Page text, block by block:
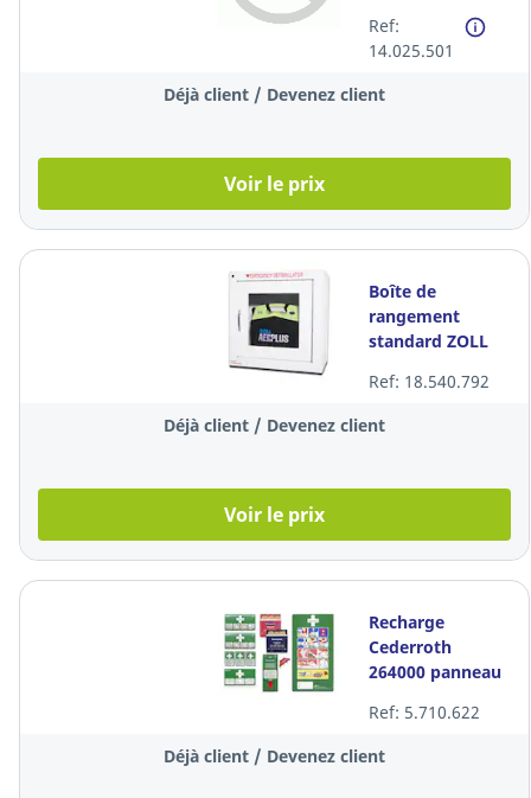
ml, la pièce
Ref:
14.025.501
Déjà client / Devenez client
Voir le prix
Boîte de
rangement
standard ZOLL
montage mural
Ref: 18.540.792
Déjà client / Devenez client
Voir le prix
Recharge
Cederroth
264000 panneau
secours, la pièce
Ref: 5.710.622
Déjà client / Devenez client